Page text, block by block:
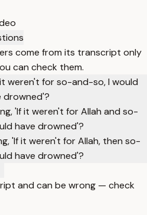
come from its transcript only
can check them.
weren't for so-and-so, I would
drowned'?
'If it weren't for Allah and so-
have drowned'?
'If it weren't for Allah, then so-
have drowned'?
and can be wrong — check